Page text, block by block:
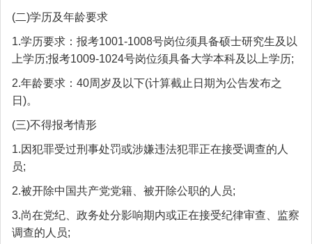
(二)学历及年龄要求
1.学历要求：报考1001-1008号岗位须具备硕士研究生及以
上学历;报考1009-1024号岗位须具备大学本科及以上学历;
2.年龄要求：40周岁及以下(计算截止日期为公告发布之
日)。
(三)不得报考情形
1.因犯罪受过刑事处罚或涉嫌违法犯罪正在接受调查的人
员;
2.被开除中国共产党党籍、被开除公职的人员;
3.尚在党纪、政务处分影响期内或正在接受纪律审查、监察
调查的人员;